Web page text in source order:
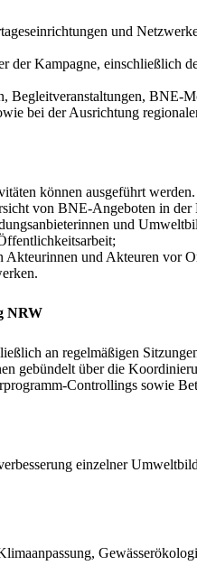
und
Kampagne, einschließlich
Begleitveranstaltungen, BNE-
bei der Ausrichtung
können ausgeführt werden.
von BNE-Angeboten in
und
und Akteuren vor
NRW
an regelmäßigen
gebündelt über die
Controllings sowie
einzelner